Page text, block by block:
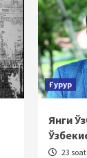
Ғурур
Янги
23